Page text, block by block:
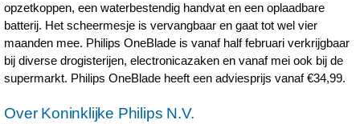
opzetkoppen, een waterbestendig handvat en een oplaadbare
batterij. Het scheermesje is vervangbaar en gaat tot wel vier
maanden mee. Philips OneBlade is vanaf half februari verkrijgbaar
bij diverse drogisterijen, electronicazaken en vanaf mei ook bij de
supermarkt. Philips OneBlade heeft een adviesprijs vanaf €34,99.
Over Koninklijke Philips N.V.